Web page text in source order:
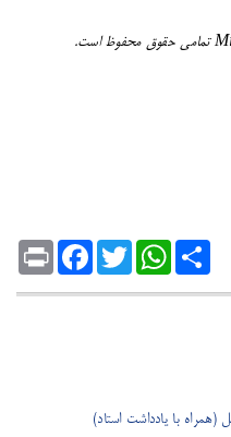
Print
FacebookTwitter
WhatsAppShare
با یادداشت استاد)